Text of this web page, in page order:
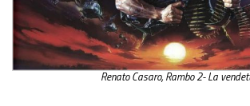
Renato Casaro, Rambo 2- La